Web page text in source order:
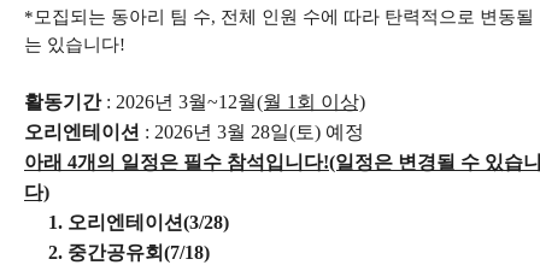
*모집되는 동아리 팀 수, 전체 인원 수에 따라 탄력적으로 변동될
는 있습니다!
활동기간: 2026년 3월~12월(월 1회 이상)
오리엔테이션 : 2026년 3월 28일(토) 예정
아래 4개의 일정은 필수 참석입니다!(일정은 변경될 수 있습
다)
1. 오리엔테이션(3/28)
2. 중간공유회(7/18)